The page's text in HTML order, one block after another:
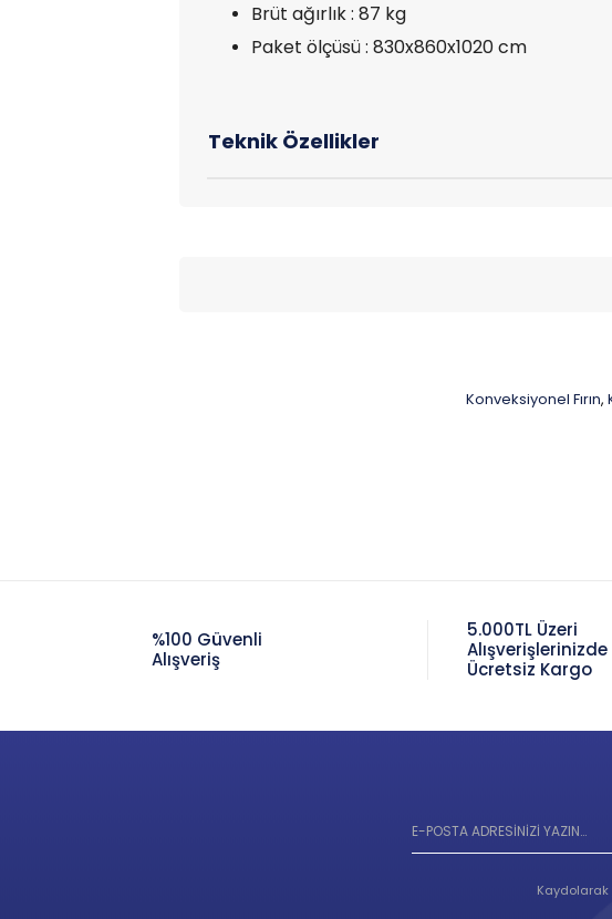
Brüt ağırlık : 87 kg
Paket ölçüsü : 830x860x1020 cm
Konveksiyonel Fırın,
%100 Güvenli
Alışveriş
5.000TL Üzeri
Alışverişlerinizde
Ücretsiz Kargo
Kaydolarak